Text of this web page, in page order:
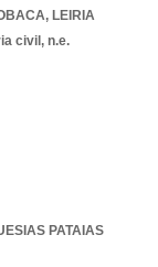
, LEIRIA
civil, n.e.
PATAIAS